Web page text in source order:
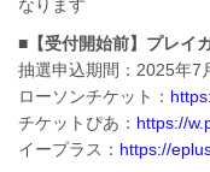
なります
■【受付開始前】プレイ
抽選申込期間：2025年7
ローソンチケット：
チケットぴあ： https://
イープラス： https://